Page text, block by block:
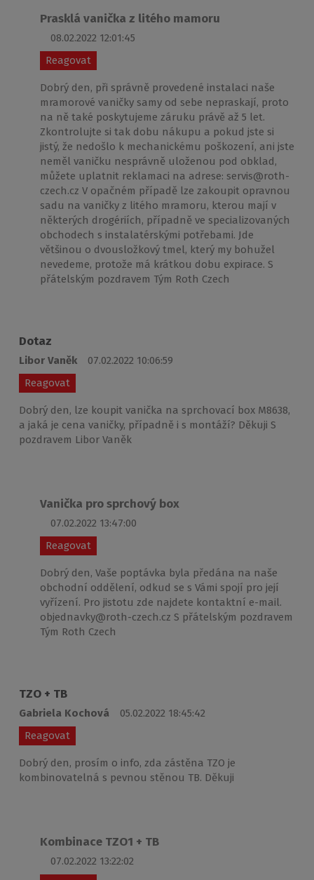
Prasklá vanička z litého mamoru
08.02.2022 12:01:45
Reagovat
Dobrý den, při správně provedené instalaci naše
mramorové vaničky samy od sebe nepraskají, proto
na ně také poskytujeme záruku právě až 5 let.
Zkontrolujte si tak dobu nákupu a pokud jste si
jistý, že nedošlo k mechanickému poškození, ani jste
neměl vaničku nesprávně uloženou pod obklad,
můžete uplatnit reklamaci na adrese: servis@roth-
czech.cz V opačném případě lze zakoupit opravnou
sadu na vaničky z litého mramoru, kterou mají v
některých drogériích, případně ve specializovaných
obchodech s instalatérskými potřebami. Jde
většinou o dvousložkový tmel, který my bohužel
nevedeme, protože má krátkou dobu expirace. S
přátelským pozdravem Tým Roth Czech
Dotaz
Libor Vaněk
07.02.2022 10:06:59
Reagovat
Dobrý den, lze koupit vanička na sprchovací box M8638,
a jaká je cena vaničky, případně i s montáží? Děkuji S
pozdravem Libor Vaněk
Vanička pro sprchový box
07.02.2022 13:47:00
Reagovat
Dobrý den, Vaše poptávka byla předána na naše
obchodní oddělení, odkud se s Vámi spojí pro její
vyřízení. Pro jistotu zde najdete kontaktní e-mail.
objednavky@roth-czech.cz S přátelským pozdravem
Tým Roth Czech
TZO + TB
Gabriela Kochová
05.02.2022 18:45:42
Reagovat
Dobrý den, prosím o info, zda zástěna TZO je
kombinovatelná s pevnou stěnou TB. Děkuji
Kombinace TZO1 + TB
07.02.2022 13:22:02